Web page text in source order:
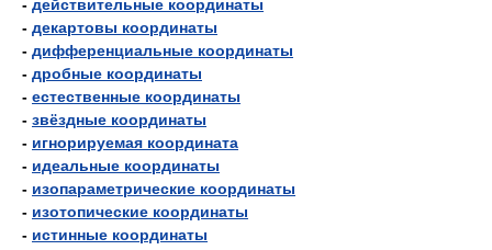
- действительные координаты
- декартовы координаты
- дифференциальные координаты
- дробные координаты
- естественные координаты
- звёздные координаты
- игнорируемая координата
- идеальные координаты
- изопараметрические координаты
- изотопические координаты
- истинные координаты